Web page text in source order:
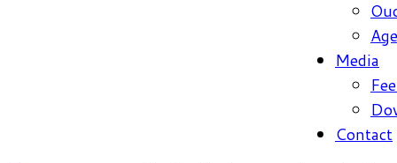
Media
Contact